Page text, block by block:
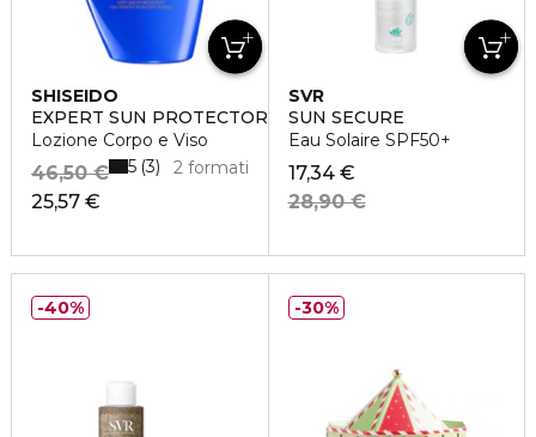
SHISEIDO
EXPERT SUN PROTECTOR
Lozione Corpo e Viso
25,57 €
46,50 € 2 formati
5 3
SVR
SUN SECURE
Eau Solaire SPF50+
17,34 €
28,90 €
40% 30%